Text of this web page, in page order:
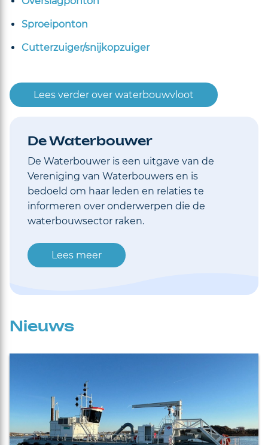
Sproeiponton
Cutterzuiger/snijkopzuiger
Lees verder over waterbouwvloot
De Waterbouwer
De Waterbouwer is een uitgave van de
Vereniging van Waterbouwers en is
bedoeld om haar leden en relaties te
informeren over onderwerpen die de
waterbouwsector raken.
Lees meer
Nieuws